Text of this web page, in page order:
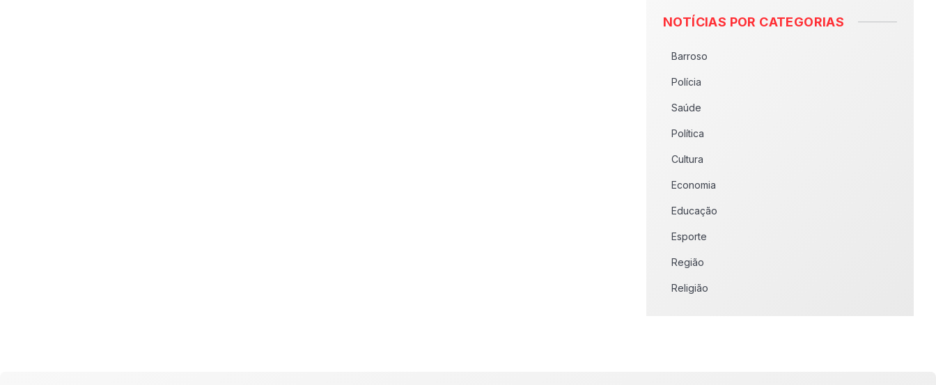
NOTÍCIAS POR CATEGORIAS
Barroso
Polícia
Saúde
Política
Cultura
Economia
Educação
Esporte
Região
Religião